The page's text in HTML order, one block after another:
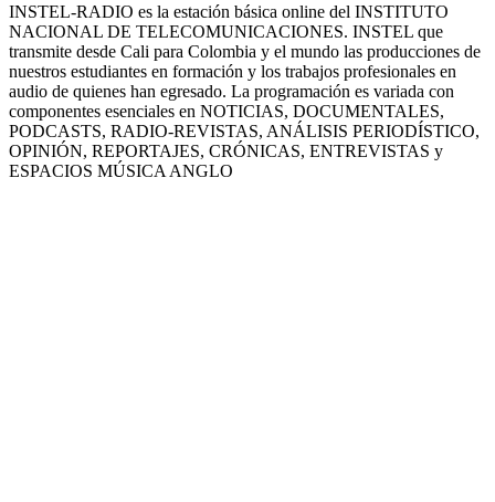
INSTEL-RADIO es la estación básica online del INSTITUTO
NACIONAL DE TELECOMUNICACIONES. INSTEL que
transmite desde Cali para Colombia y el mundo las producciones de
nuestros estudiantes en formación y los trabajos profesionales en
audio de quienes han egresado. La programación es variada con
componentes esenciales en NOTICIAS, DOCUMENTALES,
PODCASTS, RADIO-REVISTAS, ANÁLISIS PERIODÍSTICO,
OPINIÓN, REPORTAJES, CRÓNICAS, ENTREVISTAS y
ESPACIOS MÚSICA ANGLO